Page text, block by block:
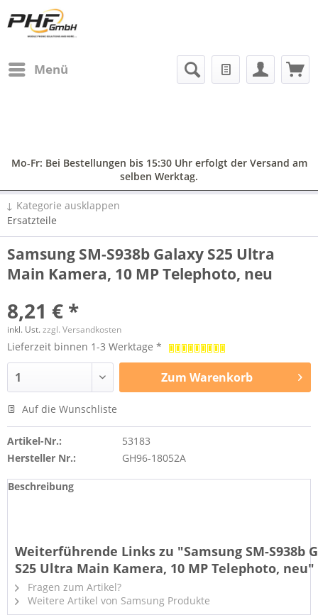
Menü
Mo-Fr: Bei Bestellungen bis 15:30 Uhr erfolgt der Versand am
selben Werktag.
↓ Kategorie ausklappen
Ersatzteile
Samsung SM-S938b Galaxy S25 Ultra
Main Kamera, 10 MP Telephoto, neu
8,21 € *
inkl. Ust.zzgl. Versandkosten
Lieferzeit binnen 1-3 Werktage *
Zum Warenkorb
Auf die Wunschliste
Artikel-Nr.:
53183
Hersteller Nr.:
GH96-18052A
Beschreibung
Weiterführende Links zu "Samsung SM-S938b
S25 Ultra Main Kamera, 10 MP Telephoto, neu"
Fragen zum Artikel?
Weitere Artikel von Samsung Produkte